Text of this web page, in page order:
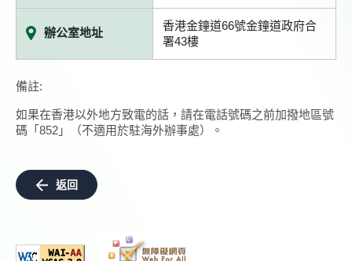
辦公室地址
香港金鐘道66號金鐘道政府合
署43樓
備註:
如果在香港以外地方致電的話，請在電話號碼之前加撥地區號
碼「852」（不適用於駐海外辦事處）。
返回